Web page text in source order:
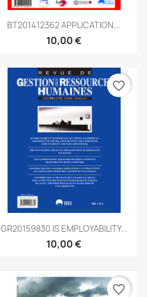
Aperçu rapide
BT201412362 APPLICATION...
10,00 €
Aperçu rapide
GR20159830 IS EMPLOYABILITY...
10,00 €
favorite_border
favorite_border